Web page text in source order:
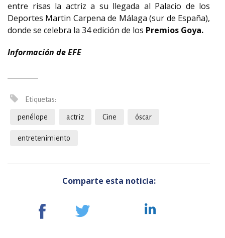
entre risas la actriz a su llegada al Palacio de los
Deportes Martin Carpena de Málaga (sur de España),
donde se celebra la 34 edición de los Premios Goya.
Información de EFE
Etiquetas:
penélope actriz Cine óscar
entretenimiento
Comparte esta noticia: